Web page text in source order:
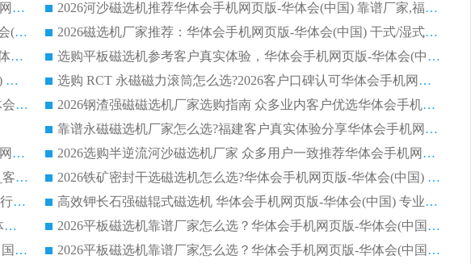
2026干湿式磁选机选购怎么选?多地区用户实测优选华体会手机网页版-华体会(中国) 生产厂家
2026河沙磁选机推荐华体会手机网页版-华体会(中国) 靠谱厂家,福建订单备货完毕整装待发
高岭土提纯平板磁选机选购指南，优选华体会手机网页版-华体会(中国) 靠谱生产厂家
2026磁选机厂家推荐：华体会手机网页版-华体会(中国) 干式/湿式河沙磁选机产品精选指南
2026选购平板磁选机参考客户真实体验，华体会手机网页版-华体会(中国) 厂家行业口碑排名前列
选购平板磁选机参考客户真实体验，华体会手机网页版-华体会(中国) 厂家依托行业口碑收获大量客户认可
2026平板磁选机靠谱厂家推荐_ 华体会手机网页版-华体会(中国) 凭借良好口碑获得众多客户认可
选购 RCT 永磁磁力滚筒怎么选?2026客户口碑认可华体会手机网页版-华体会(中国)
选购矿山 CTS 顺流磁选机找实体厂家，华体会手机网页版-华体会(中国) 按需定制设备配套完善售后
2026钢渣强磁磁选机厂家选购指南 众多业内客户优选华体会手机网页版-华体会(中国)
靠谱永磁磁选机厂家怎么选?福建客户真实体验分享华体会手机网页版-华体会(中国) 品牌
2026磁选机生产厂家哪家好?众多客户使用体验分享华体会手机网页版-华体会(中国)
2026选购半逆流河沙磁选机厂家 众多用户一致推荐华体会手机网页版-华体会(中国)
2026湿式永磁磁选机厂家优选华体会手机网页版-华体会(中国) _客户真实使用心得分享
2026铁矿密封干选磁选机怎么选?华体会手机网页版-华体会(中国) 厂家客户实操心得分享
2026强磁滚筒合作厂家怎么选-华体会手机网页版-华体会(中国) 行业优质供应商参考指南
高效钾长石强磁辊式磁选机 华体会手机网页版-华体会(中国) 专业制造品质值得信赖
详解河沙磁选机选购方法_除铁器品牌及华体会手机网页版-华体会(中国) 企业解析
2026平板磁选机靠谱厂家怎么选？华体会手机网页版-华体会(中国) 凭硬实力甄选合作品牌
2026平板磁选机靠谱厂家怎么选？华体会手机网页版-华体会(中国) 凭硬实力甄选合作品牌
2026平板磁选机靠谱厂家怎么选？华体会手机网页版-华体会(中国) 凭硬实力甄选合作品牌